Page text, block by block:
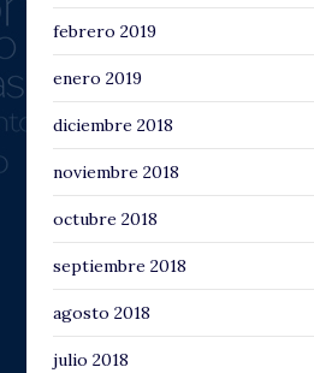
febrero 2019
enero 2019
diciembre 2018
noviembre 2018
octubre 2018
septiembre 2018
agosto 2018
julio 2018